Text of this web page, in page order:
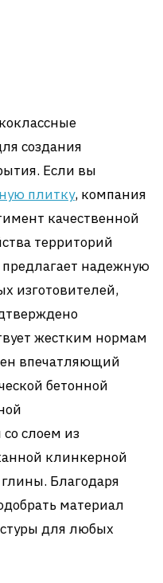
создания
Если вы
плитку, компания
качественной
территорий
надежную
изготовителей,
жестким нормам
впечатляющий
бетонной
слоем из
клинкерной
глины. Благодаря
материал
для любых